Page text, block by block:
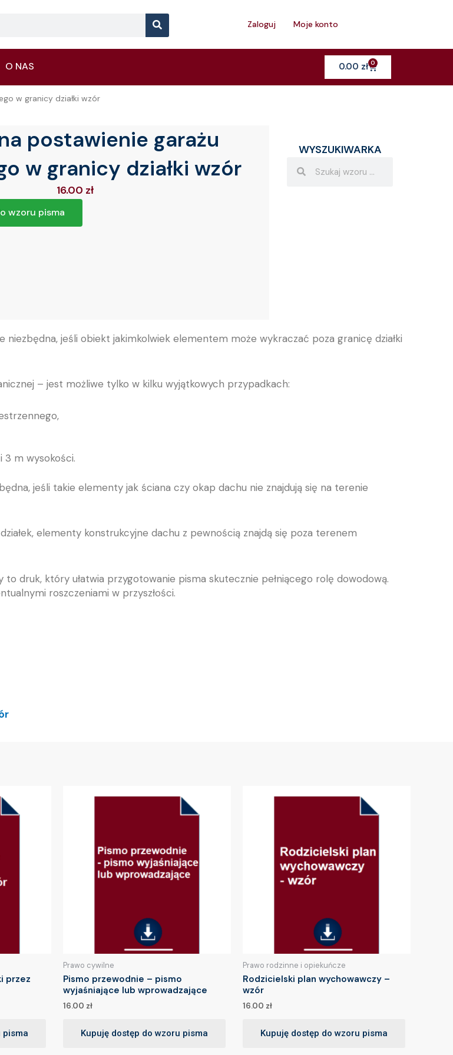
Search
Zaloguj Moje konto
O NAS 0.00 zł 0Cart
w granicy działki wzór
postawienie garażu
w granicy działki wzór
16.00 zł
wzoru pisma
WYSZUKIWARKA
niezbędna, jeśli obiekt jakimkolwiek elementem może wykraczać poza granicę działki
– jest możliwe tylko w kilku wyjątkowych przypadkach:
3 m wysokości.
jeśli takie elementy jak ściana czy okap dachu nie znajdują się na terenie
elementy konstrukcyjne dachu z pewnością znajdą się poza terenem
druk, który ułatwia przygotowanie pisma skutecznie pełniącego rolę dowodową.
roszczeniami w przyszłości.
przez
pisma
Prawo cywilne
Pismo przewodnie – pismo
wyjaśniające lub wprowadzające
16.00 zł
Kupuję dostęp do wzoru pisma
Prawo rodzinne i opiekuńcze
Rodzicielski plan wychowawczy –
wzór
16.00 zł
Kupuję dostęp do wzoru pisma